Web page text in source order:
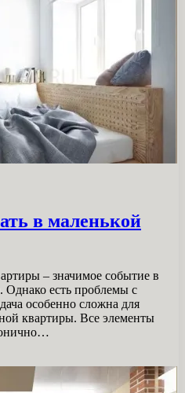
в маленькой
– значимое событие в
Однако есть проблемы с
особенно сложна для
квартиры. Все элементы